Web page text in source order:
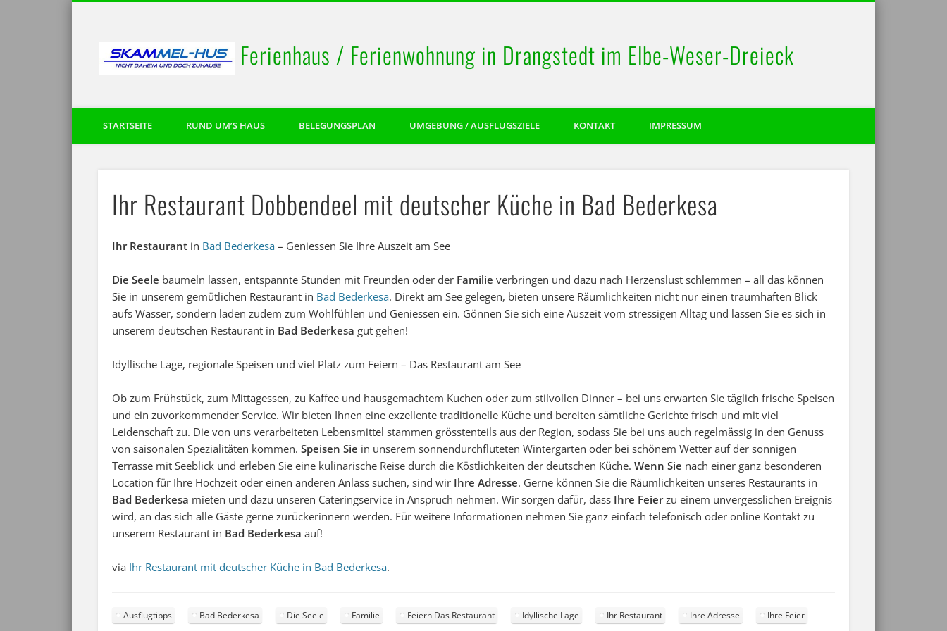
Ferienhaus / Ferienwohnung in Drangstedt im Elbe-Weser-Dreieck
STARTSEITE RUND UM’S HAUS BELEGUNGSPLAN UMGEBUNG / AUSFLUGSZIELE KONTAKT IMPRESSUM
Ihr Restaurant Dobbendeel mit deutscher Küche in Bad Bederkesa
Ihr Restaurantin Bad Bederkesa– Geniessen Sie Ihre Auszeit am See
Die Seele baumeln lassen, entspannte Stunden mit Freunden oder der Familie verbringen und dazu nach Herzenslust schlemmen – all das können
Sie in unserem gemütlichen Restaurant in Bad Bederkesa. Direkt am See gelegen, bieten unsere Räumlichkeiten nicht nur einen traumhaften Blick
aufs Wasser, sondern laden zudem zum Wohlfühlen und Geniessen ein. Gönnen Sie sich eine Auszeit vom stressigen Alltag und lassen Sie es sich in
unserem deutschen Restaurant in Bad Bederkesa gut gehen!
Idyllische Lage, regionale Speisen und viel Platz zum Feiern – Das Restaurant am See
Ob zum Frühstück, zum Mittagessen, zu Kaffee und hausgemachtem Kuchen oder zum stilvollen Dinner – bei uns erwarten Sie täglich frische Speisen
und ein zuvorkommender Service. Wir bieten Ihnen eine exzellente traditionelle Küche und bereiten sämtliche Gerichte frisch und mit viel
Leidenschaft zu. Die von uns verarbeiteten Lebensmittel stammen grösstenteils aus der Region, sodass Sie bei uns auch regelmässig in den Genuss
von saisonalen Spezialitäten kommen. Speisen Sie in unserem sonnendurchfluteten Wintergarten oder bei schönem Wetter auf der sonnigen
Terrasse mit Seeblick und erleben Sie eine kulinarische Reise durch die Köstlichkeiten der deutschen Küche. Wenn Sie nach einer ganz besonderen
Location für Ihre Hochzeit oder einen anderen Anlass suchen, sind wir Ihre Adresse. Gerne können Sie die Räumlichkeiten unseres Restaurants in
Bad Bederkesa mieten und dazu unseren Cateringservice in Anspruch nehmen. Wir sorgen dafür, dass Ihre Feierzu einem unvergesslichen Ereignis
wird, an das sich alle Gäste gerne zurückerinnern werden. Für weitere Informationen nehmen Sie ganz einfach telefonisch oder online Kontakt zu
unserem Restaurant in Bad Bederkesa auf!
via Ihr Restaurant mit deutscher Küche in Bad Bederkesa.
Ausflugtipps Bad Bederkesa Die Seele Familie Feiern Das Restaurant Idyllische Lage Ihr Restaurant Ihre Adresse Ihre Feier